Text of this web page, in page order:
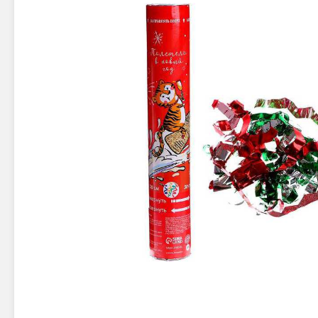
Фейерверки на свадьбу
Маленькие фейерверки
Корсары
Бабочки,
Жуки